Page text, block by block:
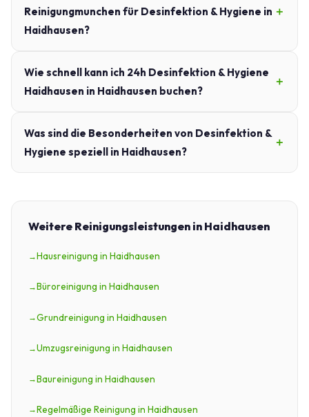
Reinigungmunchen für Desinfektion & Hygiene in
Haidhausen?
Wie schnell kann ich 24h Desinfektion & Hygiene
Haidhausen in Haidhausen buchen?
Was sind die Besonderheiten von Desinfektion &
Hygiene speziell in Haidhausen?
Weitere Reinigungsleistungen in Haidhausen
Hausreinigung in Haidhausen
Büroreinigung in Haidhausen
Grundreinigung in Haidhausen
Umzugsreinigung in Haidhausen
Baureinigung in Haidhausen
Regelmäßige Reinigung in Haidhausen